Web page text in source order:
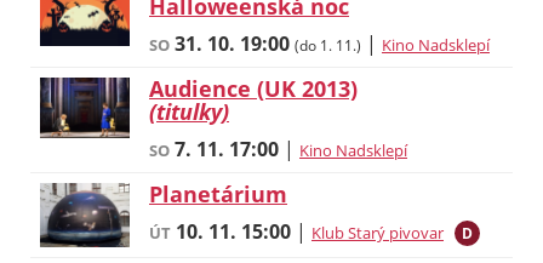
Halloweenská noc
SO 31. 10. 19:00 (do 1. 11.) | Kino Nadsklepí
Audience (UK 2013)
(titulky)
SO 7. 11. 17:00 | Kino Nadsklepí
Planetárium
ÚT 10. 11. 15:00 | Klub Starý pivovar D